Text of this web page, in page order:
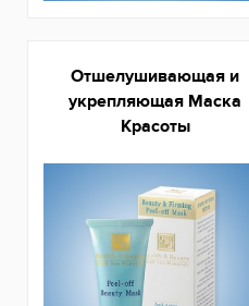
Отшелушивающая и
укрепляющая Маска
Красоты